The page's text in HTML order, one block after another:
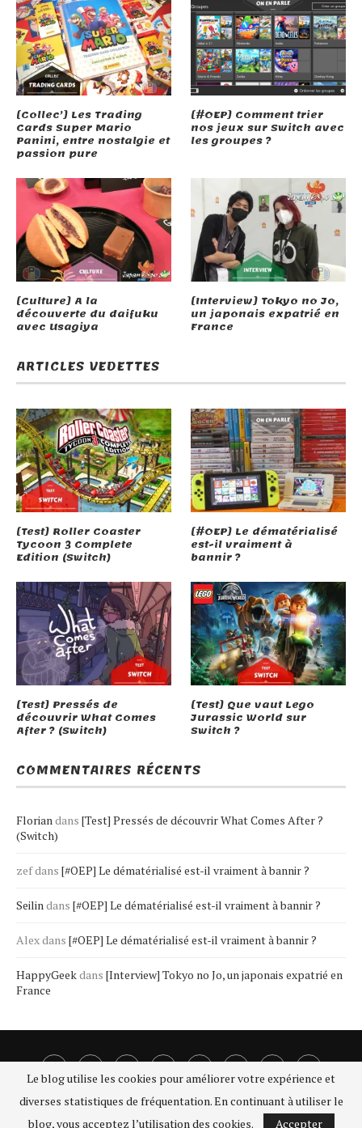
Robonauts (Switch)
Miitopia (3DS)
Semispheres (Switch)
L’aventure Layton (3DS)
Stick It To the Man (Switch)
Et bien, si l’année dernière j’étais à environ 1 test par mois,
j’ai réussi à
grâce à la Nintendo Switch et les nombreux jeux indés
[Collec’] Les Trading
Cards Super Mario
Panini, entre nostalgie et
passion pure
[#OEP] Comment trier
nos jeux sur Switch avec
les groupes ?
[Culture] A la
découverte du daifuku
avec Usagiya
[Interview] Tokyo no Jo,
un japonais expatrié en
France
ARTICLES VEDETTES
[Test] Roller Coaster
Tycoon 3 Complete
Edition (Switch)
[#OEP] Le dématérialisé
est-il vraiment à
bannir ?
[Test] Pressés de
découvrir What Comes
After ? (Switch)
[Test] Que vaut Lego
Jurassic World sur
Switch ?
COMMENTAIRES RÉCENTS
Florian dans [Test] Pressés de découvrir What Comes After ?
(Switch)
zefdans [#OEP] Le dématérialisé est-il vraiment à bannir ?
Seilin dans [#OEP] Le dématérialisé est-il vraiment à bannir ?
Alexdans [#OEP] Le dématérialisé est-il vraiment à bannir ?
HappyGeekdans [Interview] Tokyo no Jo, un japonais expatrié en
France
Le blog utilise les cookies pour améliorer votre expérience et
diverses statistiques de fréquentation. En continuant à utiliser le
blog, vous acceptez l’utilisation des cookies.
Accepter